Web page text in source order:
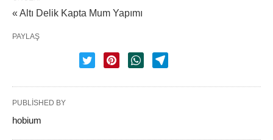
« Altı Delik Kapta Mum Yapımı
PAYLAŞ
PUBLISHED BY
hobium